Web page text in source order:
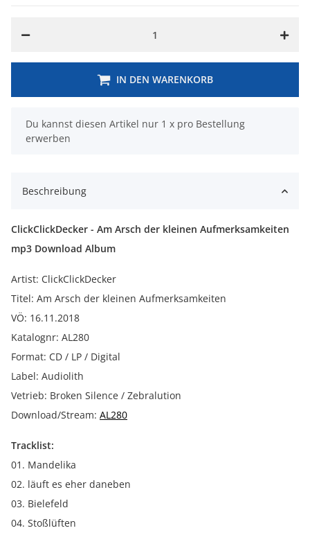
IN DEN WARENKORB
x
Du kannst diesen Artikel nur 1 x pro Bestellung
erwerben
Beschreibung
ClickClickDecker - Am Arsch der kleinen Aufmerksamkeiten
mp3 Download Album
Artist: ClickClickDecker
Titel: Am Arsch der kleinen Aufmerksamkeiten
VÖ: 16.11.2018
Katalognr: AL280
Format: CD / LP / Digital
Label: Audiolith
Vetrieb: Broken Silence / Zebralution
Download/Stream: AL280
Tracklist:
01. Mandelika
02. läuft es eher daneben
03. Bielefeld
04. Stoßlüften